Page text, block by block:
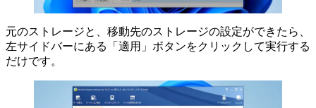
元のストレージと、移動先のストレージの設定ができたら、
左サイドバーにある「適用」ボタンをクリックして実行する
だけです。